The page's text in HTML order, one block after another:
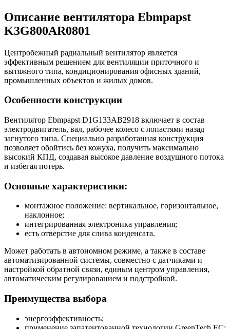
Описание вентилятора Ebmpapst
K3G800AR0801
Центробежный радиальный вентилятор является
эффективным решением для вентиляции приточного и
вытяжного типа, кондиционирования офисных зданий,
промышленных объектов и жилых домов.
Особенности конструкции
Вентилятор Ebmpapst D1G133AB2918 включает в состав
электродвигатель, вал, рабочее колесо с лопастями назад
загнутого типа. Специально разработанная конструкция
позволяет обойтись без кожуха, получить максимально
высокий КПД, создавая высокое давление воздушного потока
и избегая потерь.
Основные характеристики:
монтажное положение: вертикальное, горизонтальное,
наклонное;
интегрированная электроника управления;
есть отверстие для слива конденсата.
Может работать в автономном режиме, а также в составе
автоматизированной системы, совместно с датчиками и
настройкой обратной связи, единым центром управления,
автоматическим регулированием и подстройкой.
Преимущества выбора
энергоэффективность;